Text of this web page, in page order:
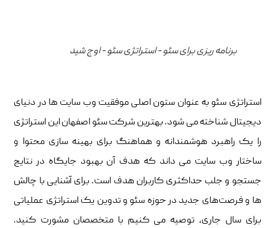
برنامه ریزی برای سئو - استراتژی سئو - اوج شید
استراتژی سئو به عنوان ستون اصلی موفقیت وب ‌سایت‌ ها در دنیای
دیجیتال شناخته می ‌شود. بهترین شرکت سئو اصفهان این استراتژی
را یک راهبرد هوشمندانه و هماهنگ برای بهینه‌ سازی محتوا و
ساختار وب ‌سایت می ‌داند که هدف آن بهبود جایگاه در نتایج
جستجو و جلب حداکثری کاربران هدف است. برای آشنایی با چالش
‌ها و فرصت‌های جدید در حوزه سئو و تدوین یک استراتژی عملیاتی
برای سال جاری، توصیه می‌ کنیم با متخصصان مشورت کنید.